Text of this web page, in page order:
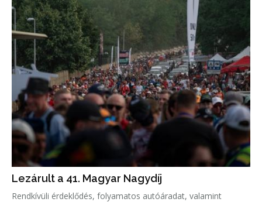
Lezárult a 41. Magyar Nagydíj
Rendkívüli érdeklődés, folyamatos autóáradat, valamint